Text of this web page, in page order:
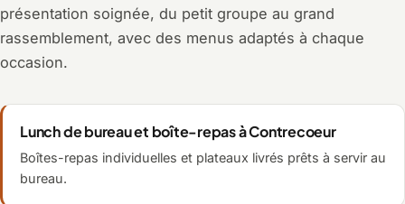
présentation soignée, du petit groupe au grand
rassemblement, avec des menus adaptés à chaque
occasion.
Lunch de bureau et boîte-repas à Contrecoeur
Boîtes-repas individuelles et plateaux livrés prêts à servir au
bureau.